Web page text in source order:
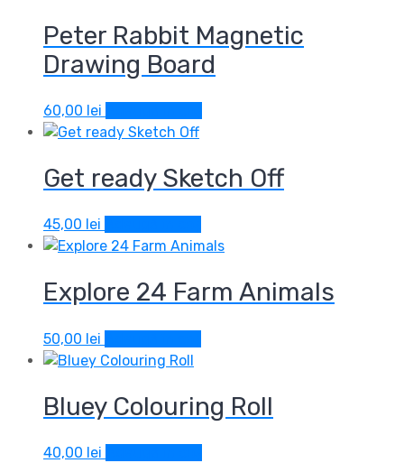
Peter Rabbit Magnetic
Drawing Board
60,00 lei
Get ready Sketch Off
45,00 lei
Explore 24 Farm Animals
50,00 lei
Bluey Colouring Roll
40,00 lei